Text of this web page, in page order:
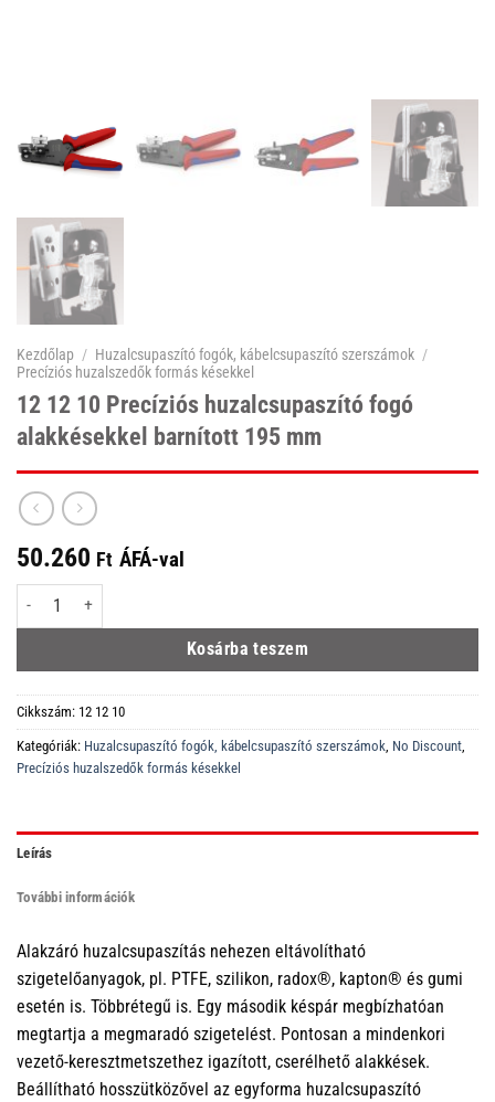
Kezdőlap / Huzalcsupaszító fogók, kábelcsupaszító szerszámok /
Precíziós huzalszedők formás késekkel
12 12 10 Precíziós huzalcsupaszító fogó
alakkésekkel barnított 195 mm
50.260 Ft ÁFÁ-val
12 12 10 Precíziós huzalcsupaszító fogó alakkésekkel barnított 195 mm
Kosárba teszem
Cikkszám: 12 12 10
Kategóriák: Huzalcsupaszító fogók, kábelcsupaszító szerszámok No Discount
Precíziós huzalszedők formás késekkel
Leírás
További információk
Alakzáró huzalcsupaszítás nehezen eltávolítható
szigetelőanyagok, pl. PTFE, szilikon, radox®, kapton® és gumi
esetén is. Többrétegű is. Egy második késpár megbízhatóan
megtartja a megmaradó szigetelést. Pontosan a mindenkori
vezető-keresztmetszethez igazított, cserélhető alakkések.
Beállítható hosszütközővel az egyforma huzalcsupaszító